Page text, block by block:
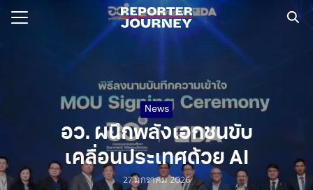
Skip
News
อว. ผนึกพลังเอกชนขับ
เคลื่อนประเทศด้วย AI
27 มกราคม 2026